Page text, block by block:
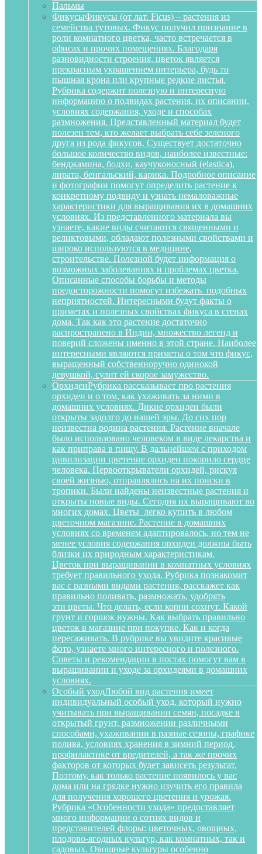
Пальмы
ФикусыФикусы (от лат. Ficus) – растения из
семейства тутовых. Фикус получил признание в
роли комнатного цветка, часто встречается в
офисах и прочих помещениях. Благодаря
разновидности строения, цветок является
прекрасным украшением интерьера, будь то
пышная крона или крупные редкие листья.
Рубрика содержит полезную и интересную
информацию о подвидах растения, их описании,
условиях содержания, уходе и способах
размножения. Представленный материал будет
полезен тем, кто желает выбрать себе зеленого
друга из рода фикусов. Существует достаточно
большое количество видов, наиболее известные:
бенджамина, бодхи, каучуконосный (elastica),
лирата, бенгальский, карика. Подробное описание
и фотографии помогут определить растение к
конкретному подвиду и узнать немаловажные
характеристики для выращивания их в домашних
условиях. Из представленного материала вы
узнаете, какие виды считаются священными и
реликтовыми, обладают полезными свойствами и
широко используются в медицине,
строительстве. Полезной будет информация о
возможных заболеваниях и проблемах цветка.
Описанные способы борьбы и методы
предосторожности помогут избежать подобных
неприятностей. Интересными будут факты о
приметах и полезных свойствах фикуса в стенах
дома. Так как это растение достаточно
распространено в Индии, множество легенд и
поверий сложены именно в этой стране. Наиболее
интересными являются приметы о том что фикус,
выращенный собственноручно одинокой
девушкой, сулит ей скорое замужество.
ОрхидеиРубрика рассказывает про растения
орхидеи и о том, как ухаживать за ними в
домашних условиях. Дикие орхидеи были
открыты задолго до нашей эры. До сих пор
неизвестна родина растения. Растение вначале
было использовано человеком в виде лекарства и
как приправа в пищу. В дальнейшем с приходом
цивилизации цветение орхидеи покорило сердце
человека. Первооткрыватели орхидей, рискуя
своей жизнью, отправлялись на их поиски в
тропики. Были найдены неизвестные растения и
открыты новые виды. Сегодня их выращивают во
многих домах. Цветы легко купить в любом
цветочном магазине. Растение в домашних
условиях со временем адаптировалось, но тем не
менее условия содержания орхидеи должны быть
близки их природным характеристикам.
Цветок при выращивании в комнатных условиях
требует правильного ухода. Рубрика познакомит
вас с разными видами растения, расскажет как
правильно поливать, размножать, удобрять
эти цветы. Что делать, если корни сохнут. Какой
грунт и горшок нужны. Как выбрать правильно
цветок в магазине при покупке. Как и когда
пересаживать. В рубрике вы увидите красивые
фото, узнаете много интересного и полезного.
Советы и рекомендации в постах помогут вам в
выращивании и уходе за орхидеями в домашних
условиях.
Особый уходЛюбой вид растения имеет
индивидуальный особый уход, который нужно
учитывать при выращивании семян, посадке в
открытый грунт, размножении различными
способами, ухаживании в разные сезоны, графике
полива, условиях хранения в зимний период,
профилактике от вредителей, а так же прочих
факторов от которых будет зависеть результат.
Поэтому, как только растение появилось у вас
дома или на грядке нужно изучить его правила
для получения хорошего цветения и урожая.
Рубрика «Особенности ухода» предоставляет
много информации о сотнях видов и
представителей флоры: цветочных, овощных,
плодово-ягодных культур, как комнатных, так и
садовых. Овощные культуры особенно